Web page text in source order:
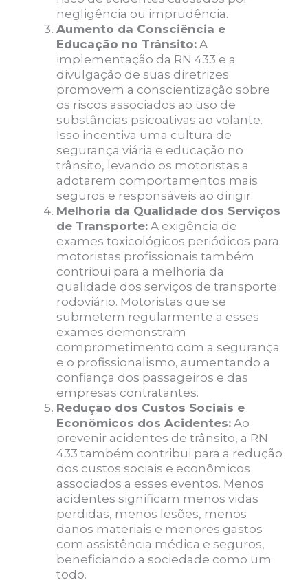
negligência ou imprudência.
Aumento da Consciência e
Educação no Trânsito: A
implementação da RN 433 e a
divulgação de suas diretrizes
promovem a conscientização sobre
os riscos associados ao uso de
substâncias psicoativas ao volante.
Isso incentiva uma cultura de
segurança viária e educação no
trânsito, levando os motoristas a
adotarem comportamentos mais
seguros e responsáveis ao dirigir.
Melhoria da Qualidade dos Serviços
de Transporte: A exigência de
exames toxicológicos periódicos para
motoristas profissionais também
contribui para a melhoria da
qualidade dos serviços de transporte
rodoviário. Motoristas que se
submetem regularmente a esses
exames demonstram
comprometimento com a segurança
e o profissionalismo, aumentando a
confiança dos passageiros e das
empresas contratantes.
Redução dos Custos Sociais e
Econômicos dos Acidentes: Ao
prevenir acidentes de trânsito, a RN
433 também contribui para a redução
dos custos sociais e econômicos
associados a esses eventos. Menos
acidentes significam menos vidas
perdidas, menos lesões, menos
danos materiais e menores gastos
com assistência médica e seguros,
beneficiando a sociedade como um
todo.